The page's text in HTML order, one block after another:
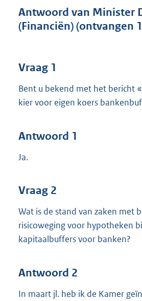
t
e
Antwoord van Minister
(Financiën) (ontvangen
Vraag 1
Bent u bekend met het bericht
kier voor eigen koers
Antwoord 1
Ja.
Vraag 2
Wat is de stand van zaken met
risicoweging voor hypotheken
kapitaalbuffers voor banken?
Antwoord 2
In maart jl. heb ik de Kamer